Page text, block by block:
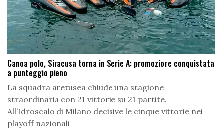
Canoa polo, Siracusa torna in Serie A: promozione conquistata
a punteggio pieno
La squadra aretusea chiude una stagione
straordinaria con 21 vittorie su 21 partite.
All’Idroscalo di Milano decisive le cinque vittorie nei
playoff nazionali